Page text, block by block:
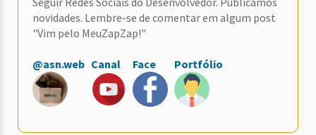
novidades. Lembre-se de comentar em algum post
"Vim pelo MeuZapZap!"
@asn.web Canal Face Portfólio